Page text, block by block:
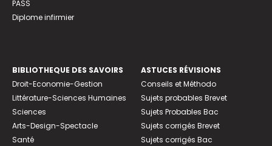
PASS
Diplome infirmier
BIBLIOTHEQUE DES SAVOIRS
Droit-Economie-Gestion
Littérature-Sciences Humaines
Sciences
Arts-Design-Spectacle
Santé
ASTUCES RÉVISIONS
Conseils et Méthodo
Sujets probables Brevet
Sujets Probables Bac
Sujets corrigés Brevet
Sujets corrigés Bac